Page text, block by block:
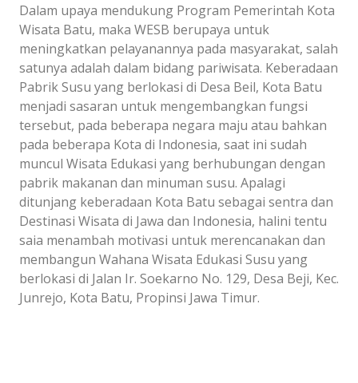
Dalam upaya mendukung Program Pemerintah Kota
Wisata Batu, maka WESB berupaya untuk
meningkatkan pelayanannya pada masyarakat, salah
satunya adalah dalam bidang pariwisata. Keberadaan
Pabrik Susu yang berlokasi di Desa Beil, Kota Batu
menjadi sasaran untuk mengembangkan fungsi
tersebut, pada beberapa negara maju atau bahkan
pada beberapa Kota di Indonesia, saat ini sudah
muncul Wisata Edukasi yang berhubungan dengan
pabrik makanan dan minuman susu. Apalagi
ditunjang keberadaan Kota Batu sebagai sentra dan
Destinasi Wisata di Jawa dan Indonesia, halini tentu
saia menambah motivasi untuk merencanakan dan
membangun Wahana Wisata Edukasi Susu yang
berlokasi di Jalan Ir. Soekarno No. 129, Desa Beji, Kec.
Junrejo, Kota Batu, Propinsi Jawa Timur.